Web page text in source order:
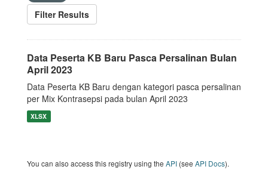
Filter Results
Data Peserta KB Baru Pasca Persalinan Bulan
April 2023
Data Peserta KB Baru dengan kategori pasca persalinan
per Mix Kontrasepsi pada bulan April 2023
XLSX
You can also access this registry using the API (see API Docs).